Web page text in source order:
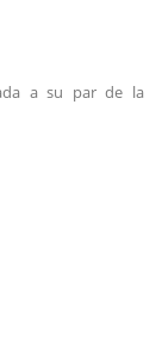
a su par de la